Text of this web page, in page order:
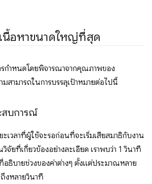
นื้อหาขนาดใหญ่ที่สุด
กําหนดโดยพิจารณาจากคุณภาพของ
สามารถในการบรรลุเป้าหมายต่อไปนี้
สบการณ์
ะเวลาที่ผู้ใช้จะรอก่อนที่จะเริ่มเสียสมาธิกับงาน
จัยที่เกี่ยวข้องอย่างละเอียด เราพบว่า 1 วินาที
ธิบายช่วงของค่าต่างๆ ตั้งแต่ประมาณหลาย
งหลายวินาที